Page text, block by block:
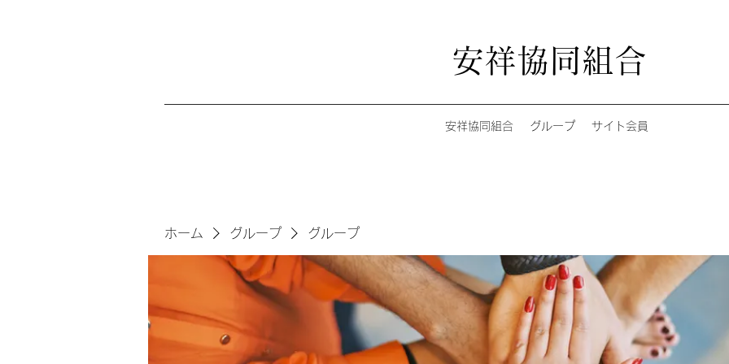
安祥協同組合
安祥協同組合 グループ サイト会員
ホーム グループ グループ